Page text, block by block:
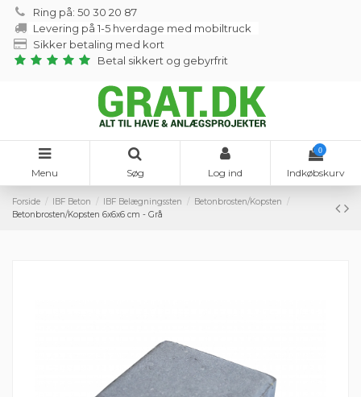
Ring på: 50 30 20 87
Levering på 1-5 hverdage med mobiltruck
Sikker betaling med kort
Betal sikkert og gebyrfrit
Menu Søg Log ind
0
Indkøbskurv
Forside IBF Beton IBF Belægningssten
Betonbrosten/Kopsten
Betonbrosten/Kopsten 6x6x6 cm - Grå